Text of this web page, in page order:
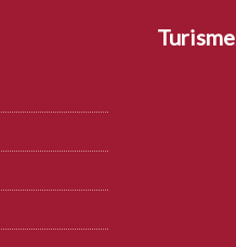
Turisme